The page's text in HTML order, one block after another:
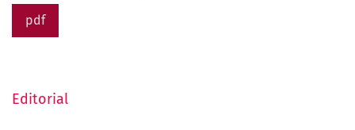
pdf
Editorial